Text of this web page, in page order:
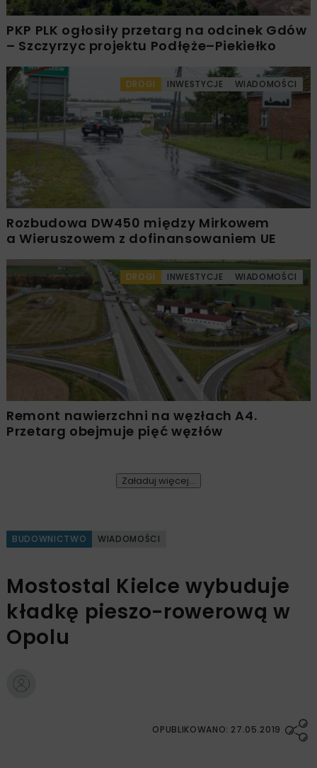
PKP PLK ogłosiły przetarg na odcinek Gdów
– Szczyrzyc projektu Podłęże–Piekiełko
DROGI INWESTYCJE WIADOMOŚCI
Rozbudowa DW450 między Mirkowem
a Wieruszowem z dofinansowaniem UE
DROGI INWESTYCJE WIADOMOŚCI
Remont nawierzchni na węzłach A4.
Przetarg obejmuje pięć węzłów
Załaduj więcej...
BUDOWNICTWO WIADOMOŚCI
Mostostal Kielce wybuduje
kładkę pieszo-rowerową w
Opolu
OPUBLIKOWANO: 27.05.2019